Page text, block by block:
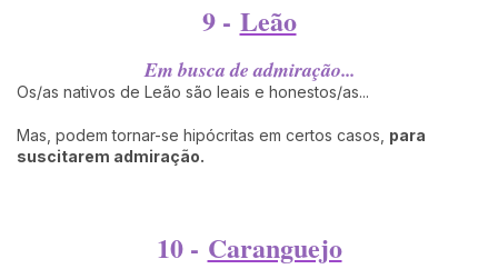
9 - Leão
Em busca de admiração...
Os/as nativos de Leão são leais e honestos/as...
Mas, podem tornar-se hipócritas em certos casos, para
suscitarem admiração.
10 - Caranguejo